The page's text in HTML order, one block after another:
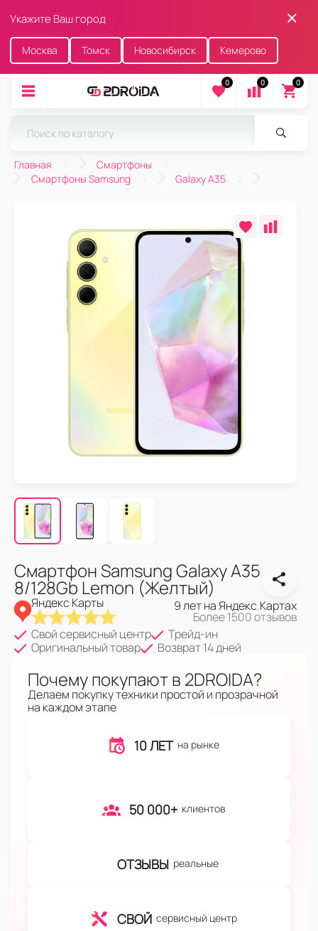
Укажите Ваш город
Москва Томск Новосибирск Кемерово
0 0 0
Главная
Смартфоны
Смартфоны Samsung
Galaxy A35
Смартфон Samsung Galaxy A35
8/128Gb Lemon (Желтый)
Яндекс Карты 9 лет на Яндекс.Картах
Более 1500 отзывов
Свой сервисный центр
Трейд-ин
Оригинальный товар
Возврат 14 дней
Почему покупают в 2DROIDA?
Делаем покупку техники простой и прозрачной
на каждом этапе
10 ЛЕТ на рынке
50 000+ клиентов
ОТЗЫВЫ реальные
СВОЙ сервисный центр